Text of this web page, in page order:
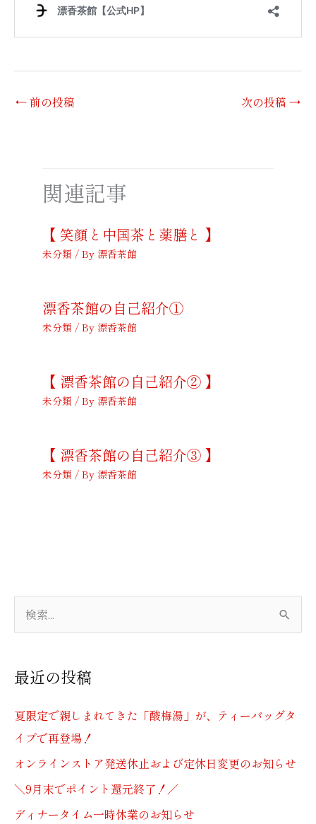
←前の投稿 次の投稿 →
関連記事
【 笑顔と中国茶と薬膳と 】
未分類 / By 漂香茶館
漂香茶館の自己紹介①
未分類 / By 漂香茶館
【 漂香茶館の自己紹介② 】
未分類 / By 漂香茶館
【 漂香茶館の自己紹介③ 】
未分類 / By 漂香茶館
索
象
:
最近の投稿
夏限定で親しまれてきた「酸梅湯」が、ティーバッグタ
イプで再登場！
オンラインストア発送休止および定休日変更のお知らせ
＼9月末でポイント還元終了！／
ディナータイム一時休業のお知らせ